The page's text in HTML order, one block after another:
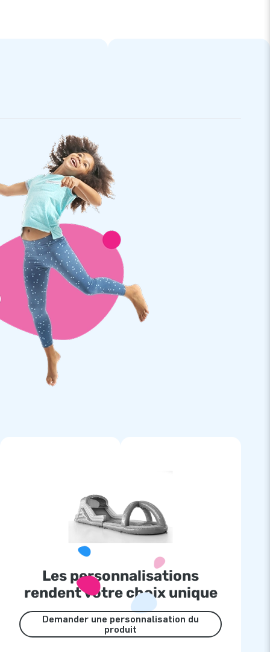
Les personnalisations
rendent votre choix unique
Demander une personnalisation du
produit